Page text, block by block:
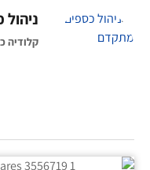
ניהול
קלודיה כהן